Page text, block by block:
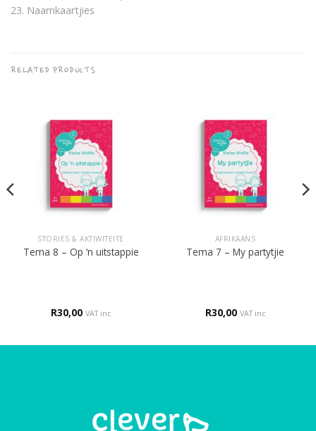
23. Naamkaartjies
RELATED PRODUCTS
STORIES & AKTIWITEITE
Tema 8 – Op ‘n uitstappie
R30,00 VAT inc
AFRIKAANS
Tema 7 – My partytjie
R30,00 VAT inc